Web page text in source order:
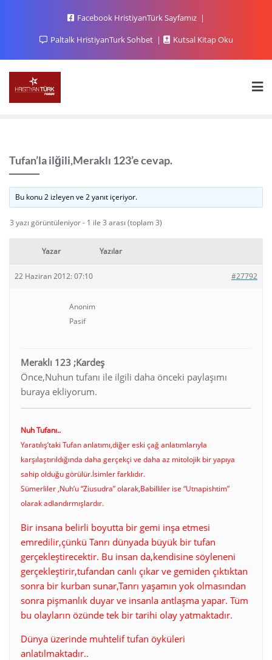
Facebook HristiyanTürk Sayfamız
Paltalk HristiyanTurk Sohbet
Kutsal Kitap Oku
Tufan’la ilğili,Meraklı 123’e cevap.
Bu konu 2 izleyen ve 2 yanıt içeriyor.
3 yazı görüntüleniyor - 1 ile 3 arası (toplam 3)
Yazar Yazılar
22 Haziran 2012: 07:10 #27792
Anonim
Pasif
Meraklı 123 ;Kardeş
Önce,Nuhun tufanı ile ilgili daha önceki paylaşımı
buraya ekliyorum.
Nuh Tufanı..
Yaratılış’taki Tufan anlatımı,diğer eski çağ anlatımlarıyla
karşılaştırıldığında daha gerçekçi ve daha az mitolojik bir yapıya
sahip olduğu görülür.İsimler farklıdır.
Sümerliler ,Nuh’u “Ziusudra” olarak,Babilliler ise “Utnapishtim”
olarak adlandırmışlardır.
Bir insana belirli boyutta bir gemi inşa etmesi
emredilir,çünkü Tanrı dünyada büyük bir tufan
gerçekleştirecektir. Bu insan da,kendisine söyleneni
gerçekleştirir,tufandan canlı çıkar ve gemiden çıktıktan
sonra bir kurban sunar,Tanrı yaşamın yok olmasından
sonra pişmanlık duyar ve insanla antlaşma yapar. Tüm
bu olayların özünde tek bir tarihi olay yatmaktadır.
Dünya üzerinde muhtelif tufan öyküleri
anlatılmaktadır..